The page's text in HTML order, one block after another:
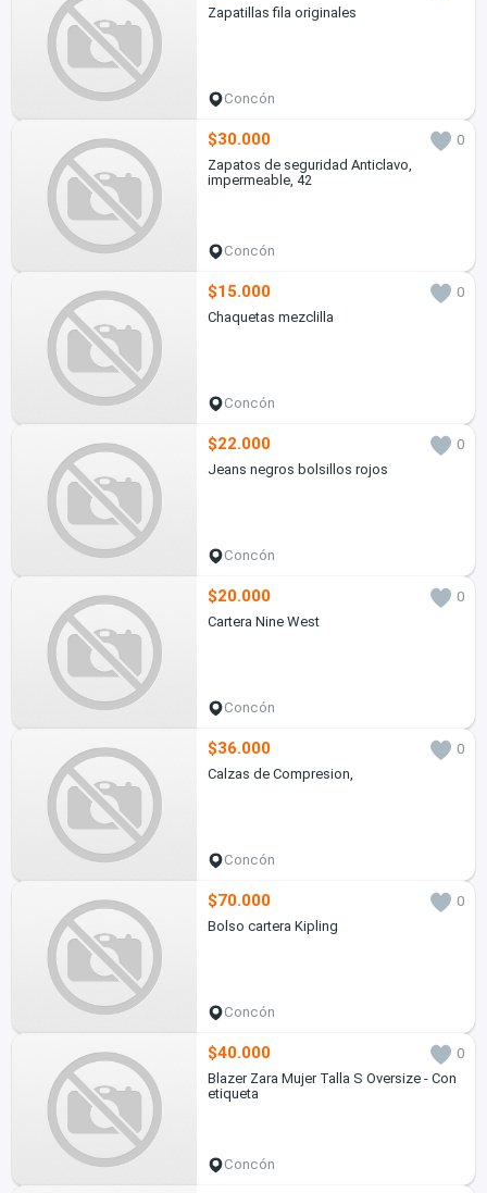
Zapatillas fila originales
Concón
$30.000
0
Zapatos de seguridad Anticlavo,
impermeable, 42
Concón
$15.000
0
Chaquetas mezclilla
Concón
$22.000
0
Jeans negros bolsillos rojos
Concón
$20.000
0
Cartera Nine West
Concón
$36.000
0
Calzas de Compresion,
Concón
$70.000
0
Bolso cartera Kipling
Concón
$40.000
0
Blazer Zara Mujer Talla S Oversize - Con
etiqueta
Concón